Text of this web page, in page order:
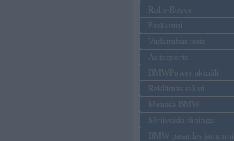
Rolls-Royce
Pasākumi
Vadāmības tests
Autosports
BMWPower aktuāli
Reklāmas raksti
Mēneša BMW
Sērijveida tūnings
BMW pasaules jaunumi